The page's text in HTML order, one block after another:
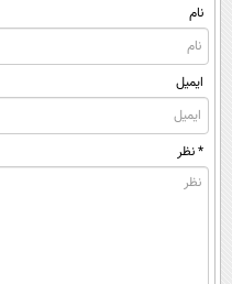
نام
ایمیل
* نظر